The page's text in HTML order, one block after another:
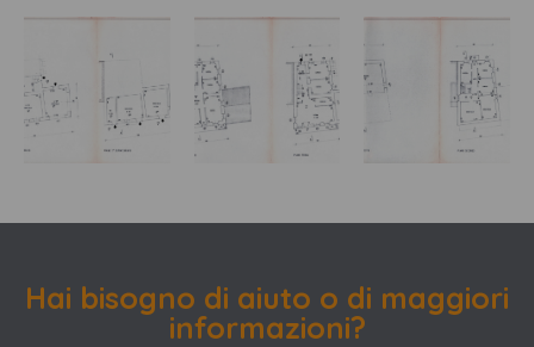
Hai bisogno di aiuto o di maggiori
informazioni?